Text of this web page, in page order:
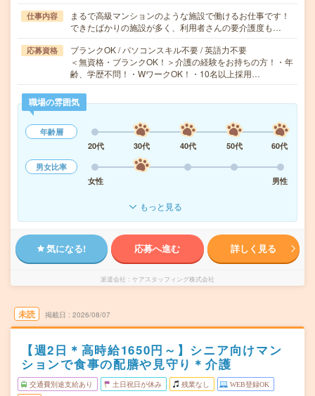
仕事内容
まるで高級マンションのような施設で働けるお仕事です！
できたばかりの施設が多く、利用者さんの要介護度も…
応募資格
ブランクOK / パソコンスキル不要 / 英語力不要
＜無資格・ブランクOK！＞介護の経験をお持ちの方！・年
齢、学歴不問！・WワークOK！・10名以上採用…
職場の雰囲気
年齢層
20代
30代 40代 50代
60代
男女比率
女性
男性
もっと見る
気になる! 応募へ進む 詳しく見る
派遣会社 ケアスタッフィング株式会社
未読 掲載日 2026/08/07
【週2日＊高時給1650円～】シニア向けマン
ションで食事の配膳や見守り＊介護
交通費別途支給あり 土日祝日が休み 残業なし WEB登録OK